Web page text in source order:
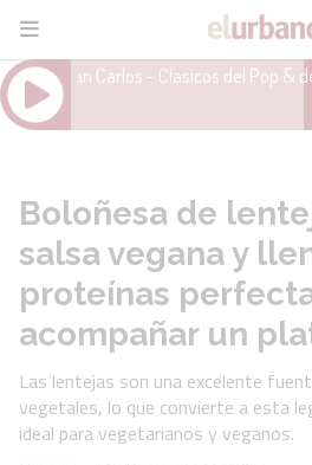
Boloñesa de
salsa vegana y
proteínas
acompañar un
Las lentejas son una excelente
vegetales, lo que convierte a esta
ideal para vegetarianos y veganos.